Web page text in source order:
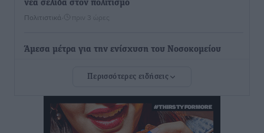
νέα σελίδα στον πολιτισμό
Πολιτιστικά πριν 3 ώρες
Άμεσα μέτρα για την ενίσχυση του Νοσοκομείου
ανακοίνωσε ο Άδωνις Γεωργιάδης
Iατρικός Σύλλογος Ροδου προς Α. Γεωργιάδη:
Περισσότερες ειδήσεις